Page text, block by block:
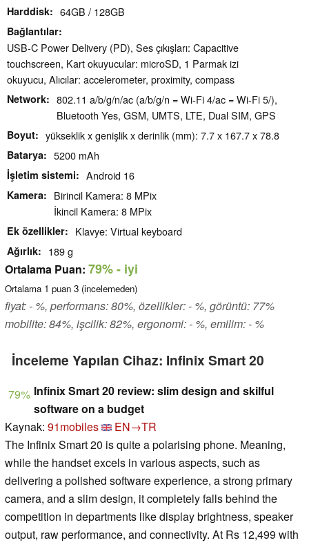
Harddisk 64GB / 128GB
Bağlantılar
USB-C Power Delivery (PD), Ses çıkışları: Capacitive
touchscreen, Kart okuyucular: microSD, 1 Parmak izi
okuyucu, Alıcılar: accelerometer, proximity, compass
Network
802.11 a/b/g/n/ac (a/b/g/n = Wi-Fi 4/ac = Wi-Fi 5/),
Bluetooth Yes, GSM, UMTS, LTE, Dual SIM, GPS
Boyut yükseklik x genişlik x derinlik (mm): 7.7 x 167.7 x 78.8
Batarya 5200 mAh
İşletim sistemi Android 16
Kamera
Birincil Kamera: 8 MPix
İkincil Kamera: 8 MPix
Ek özellikler Klavye: Virtual keyboard
Ağırlık 189 g
Ortalama Puan: 79%- iyi
Ortalama 1 puan 3 (incelemeden)
fiyat: - %, performans: 80%, özellikler: - %, görüntü: 77%
mobilite: 84%, işcilik: 82%, ergonomi: - %, emilim: - %
İnceleme Yapılan Cihaz: Infinix Smart 20
79% Infinix Smart 20 review: slim design and skilful
software on a budget
Kaynak: 91mobiles
EN→TR
The Infinix Smart 20 is quite a polarising phone. Meaning,
while the handset excels in various aspects, such as
delivering a polished software experience, a strong primary
camera, and a slim design, it completely falls behind the
competition in departments like display brightness, speaker
output, raw performance, and connectivity. At Rs 12,499 with